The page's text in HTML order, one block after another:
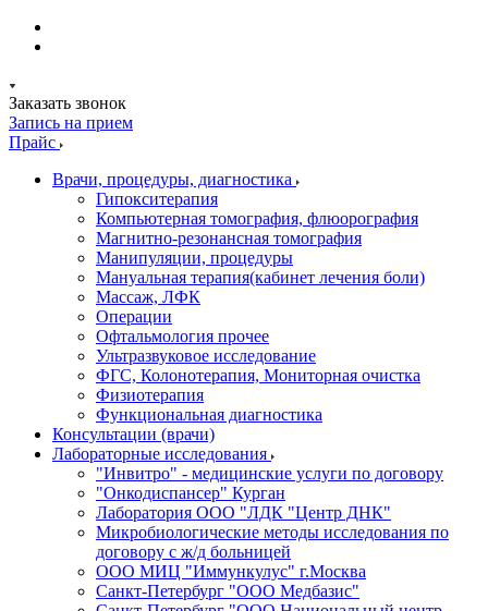
Заказать звонок
Запись на прием
Прайс
Врачи, процедуры, диагностика
Гипокситерапия
Компьютерная томография, флюорография
Магнитно-резонансная томография
Манипуляции, процедуры
Мануальная терапия(кабинет лечения боли)
Массаж, ЛФК
Операции
Офтальмология прочее
Ультразвуковое исследование
ФГС, Колонотерапия, Мониторная очистка
Физиотерапия
Функциональная диагностика
Консультации (врачи)
Лабораторные исследования
"Инвитро" - медицинские услуги по договору
"Онкодиспансер" Курган
Лаборатория ООО "ЛДК "Центр ДНК"
Микробиологические методы исследования по
договору с ж/д больницей
ООО МИЦ "Иммункулус" г.Москва
Санкт-Петербург "ООО Медбазис"